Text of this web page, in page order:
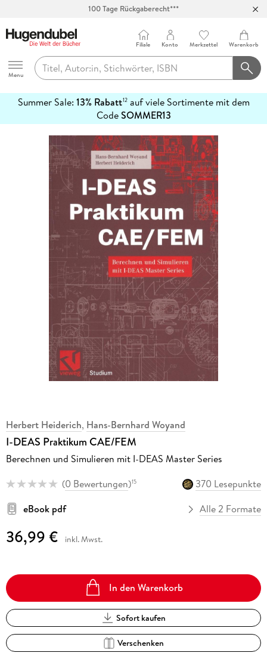
100 Tage Rückgaberecht***
Hugendubel
Menu
Filiale Konto Merkzettel Warenkorb
Summer Sale: 13% Rabatt12auf viele Sortimente mit dem
CodeSOMMER13
erfahren
Herbert Heiderich, Hans-Bernhard Woyand
I-DEAS Praktikum CAE/FEM
Berechnen und Simulieren mit I-DEAS Master Series
(0 Bewertungen)15
370 Lesepunkte
eBook pdf
Alle 2 Formate
36,99 € inkl. Mwst.
In den Warenkorb
Sofort kaufen
Verschenken